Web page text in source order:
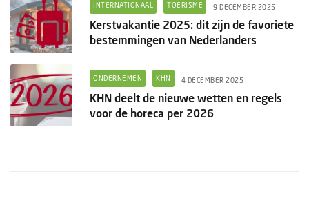
INTERNATIONAAL TOERISME 9 DECEMBER 2025
Kerstvakantie 2025: dit zijn de favoriete
bestemmingen van Nederlanders
ONDERNEMEN KHN 4 DECEMBER 2025
KHN deelt de nieuwe wetten en regels
voor de horeca per 2026